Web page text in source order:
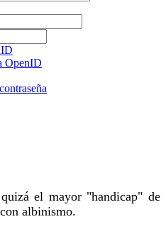
OpenID
quizá el mayor "handicap" de
albinismo.